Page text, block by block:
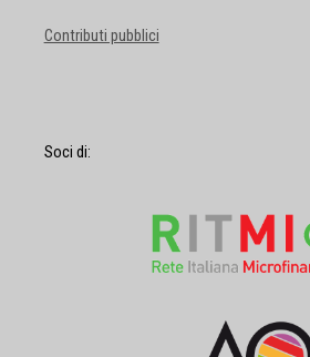
Contributi pubblici
Soci di: